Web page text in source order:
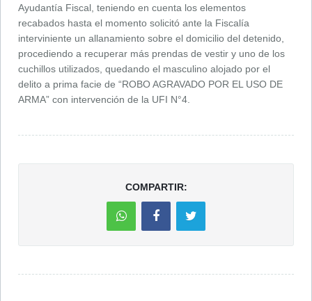
Ayudantía Fiscal, teniendo en cuenta los elementos
recabados hasta el momento solicitó ante la Fiscalía
interviniente un allanamiento sobre el domicilio del detenido,
procediendo a recuperar más prendas de vestir y uno de los
cuchillos utilizados, quedando el masculino alojado por el
delito a prima facie de “ROBO AGRAVADO POR EL USO DE
ARMA” con intervención de la UFI N°4.
COMPARTIR: